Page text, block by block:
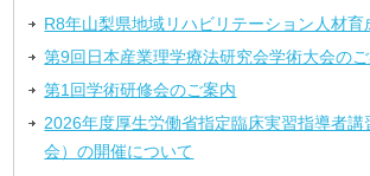
R8年山梨県地域リハビリテーション人材育
第9回日本産業理学療法研究会学術大会の
第1回学術研修会のご案内
2026年度厚生労働省指定臨床実習指導者講
会）の開催について